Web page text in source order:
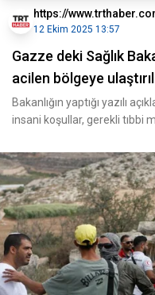
https://
12 Ekim 2025 13:57
Gazze deki Sağlık
acilen bölgeye
Bakanlığın yaptığı yazılı
insani koşullar, gerekli tıbbi